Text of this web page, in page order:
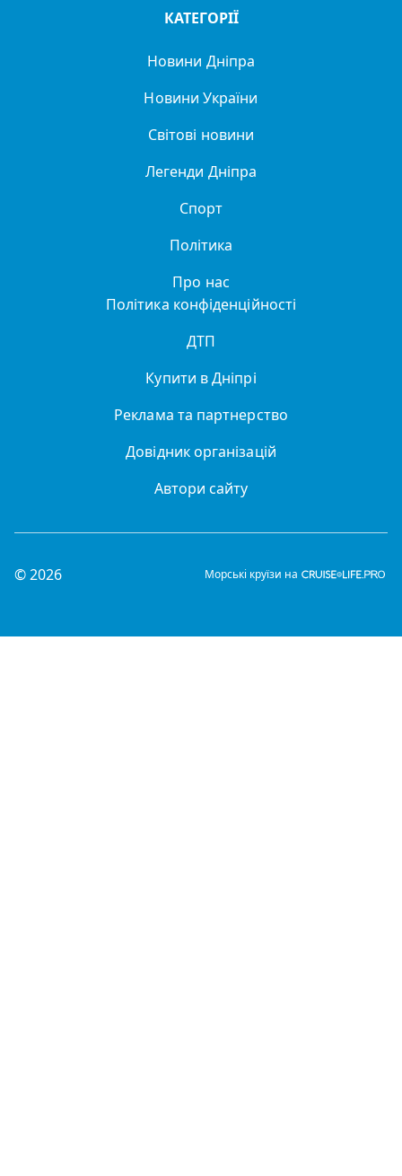
КАТЕГОРІЇ
Новини Дніпра
Новини України
Світові новини
Легенди Дніпра
Спорт
Політика
Про нас
Політика конфіденційності
ДТП
Купити в Дніпрі
Реклама та партнерство
Довідник організацій
Автори сайту
© 2026 Морські круїзи на